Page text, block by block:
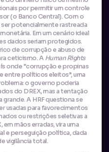
por permitir um controle
(o Banco Central). Com o
ser potencialmente rastreada
Em um cenário ideal
dados seriam protegidos.
de corrupção e abuso de
ceticismo. A Human Rights
onde “corrupção e propinas
entre políticos eleitos”, uma
o governo poderia
do DREX, mas a tentação
A HRF questiona se
usadas para favorecimentos
ou restrições seletivas a
em mãos erradas, vira uma
e perseguição política, dada
vigilância total.